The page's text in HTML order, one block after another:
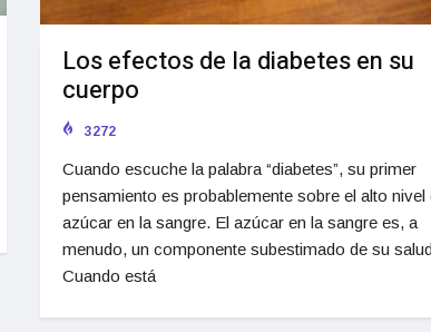
Los efectos de la diabetes en su
cuerpo
3272
Cuando escuche la palabra “diabetes”, su primer
pensamiento es probablemente sobre el alto nivel
azúcar en la sangre. El azúcar en la sangre es, a
menudo, un componente subestimado de su
Cuando está